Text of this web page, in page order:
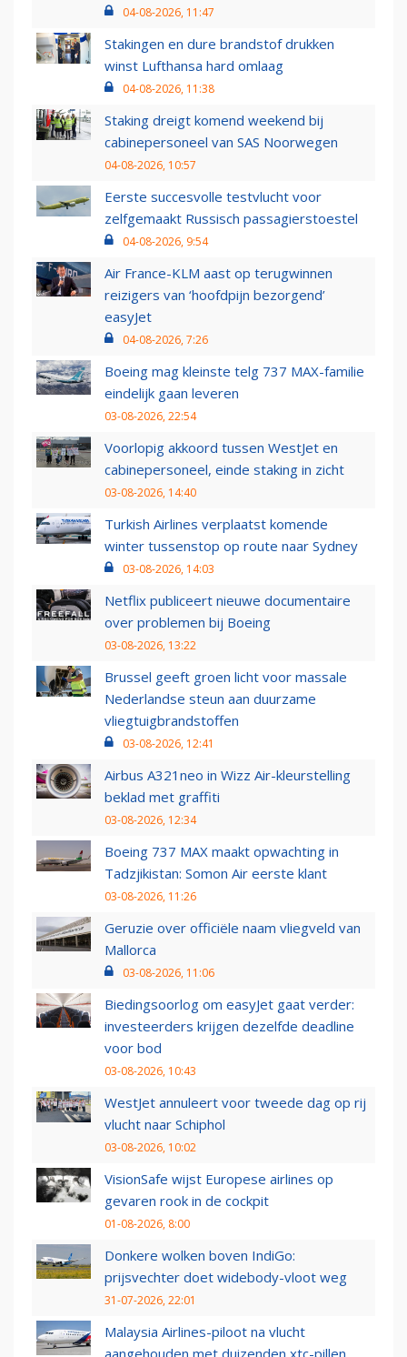
04-08-2026, 11:47
Stakingen en dure brandstof drukken
winst Lufthansa hard omlaag
04-08-2026, 11:38
Staking dreigt komend weekend bij
cabinepersoneel van SAS Noorwegen
04-08-2026, 10:57
Eerste succesvolle testvlucht voor
zelfgemaakt Russisch passagierstoestel
04-08-2026, 9:54
Air France-KLM aast op terugwinnen
reizigers van ‘hoofdpijn bezorgend’
easyJet
04-08-2026, 7:26
Boeing mag kleinste telg 737 MAX-familie
eindelijk gaan leveren
03-08-2026, 22:54
Voorlopig akkoord tussen WestJet en
cabinepersoneel, einde staking in zicht
03-08-2026, 14:40
Turkish Airlines verplaatst komende
winter tussenstop op route naar Sydney
03-08-2026, 14:03
Netflix publiceert nieuwe documentaire
over problemen bij Boeing
03-08-2026, 13:22
Brussel geeft groen licht voor massale
Nederlandse steun aan duurzame
vliegtuigbrandstoffen
03-08-2026, 12:41
Airbus A321neo in Wizz Air-kleurstelling
beklad met graffiti
03-08-2026, 12:34
Boeing 737 MAX maakt opwachting in
Tadzjikistan: Somon Air eerste klant
03-08-2026, 11:26
Geruzie over officiële naam vliegveld van
Mallorca
03-08-2026, 11:06
Biedingsoorlog om easyJet gaat verder:
investeerders krijgen dezelfde deadline
voor bod
03-08-2026, 10:43
WestJet annuleert voor tweede dag op rij
vlucht naar Schiphol
03-08-2026, 10:02
VisionSafe wijst Europese airlines op
gevaren rook in de cockpit
01-08-2026, 8:00
Donkere wolken boven IndiGo:
prijsvechter doet widebody-vloot weg
31-07-2026, 22:01
Malaysia Airlines-piloot na vlucht